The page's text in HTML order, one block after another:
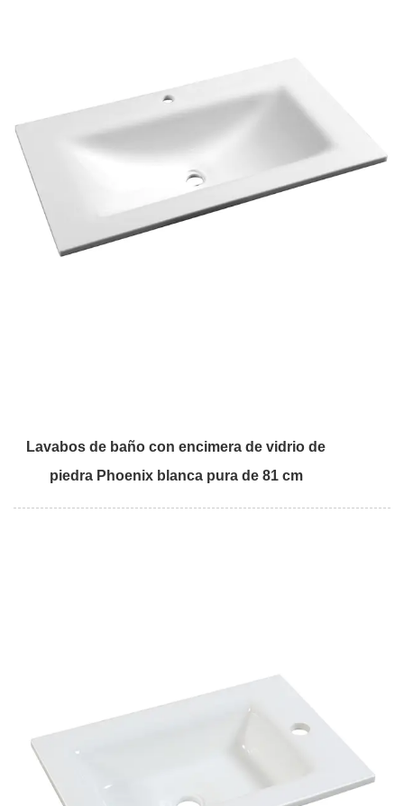
Lavabos de baño con encimera de vidrio de
piedra Phoenix blanca pura de 81 cm